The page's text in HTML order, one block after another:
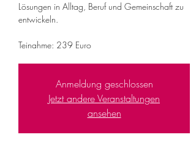
Lösungen in Alltag, Beruf und Gemeinschaft zu
entwickeln.
Teinahme: 239 Euro
Anmeldung geschlossen
Jetzt andere Veranstaltungen
ansehen